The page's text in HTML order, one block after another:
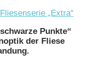
Fliesenserie „Extra“
Punkte“
der Fliese